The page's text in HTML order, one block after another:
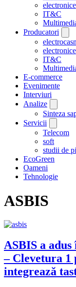
electronice
IT&C
Producatori
electronice
IT&C
E-commerce
Evenimente
Interviuri
Analize
Sinteza
Servicii
Telecom
soft
studii de
EcoGreen
Oameni
Tehnologie
ASBIS
ASBIS a
– Clevetura 1
integrează